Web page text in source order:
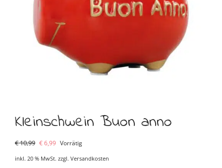
Kleinschwein Buon anno
€10,99 Ursprünglicher
war:
€6,99Aktueller
ist:
Vorrätig
inkl. 20 % MwSt. zzgl. Versandkosten